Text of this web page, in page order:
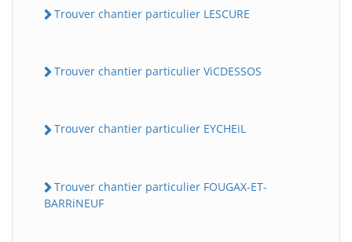
Trouver chantier particulier LESCURE
Trouver chantier particulier ViCDESSOS
Trouver chantier particulier EYCHEiL
Trouver chantier particulier FOUGAX-ET-
BARRiNEUF